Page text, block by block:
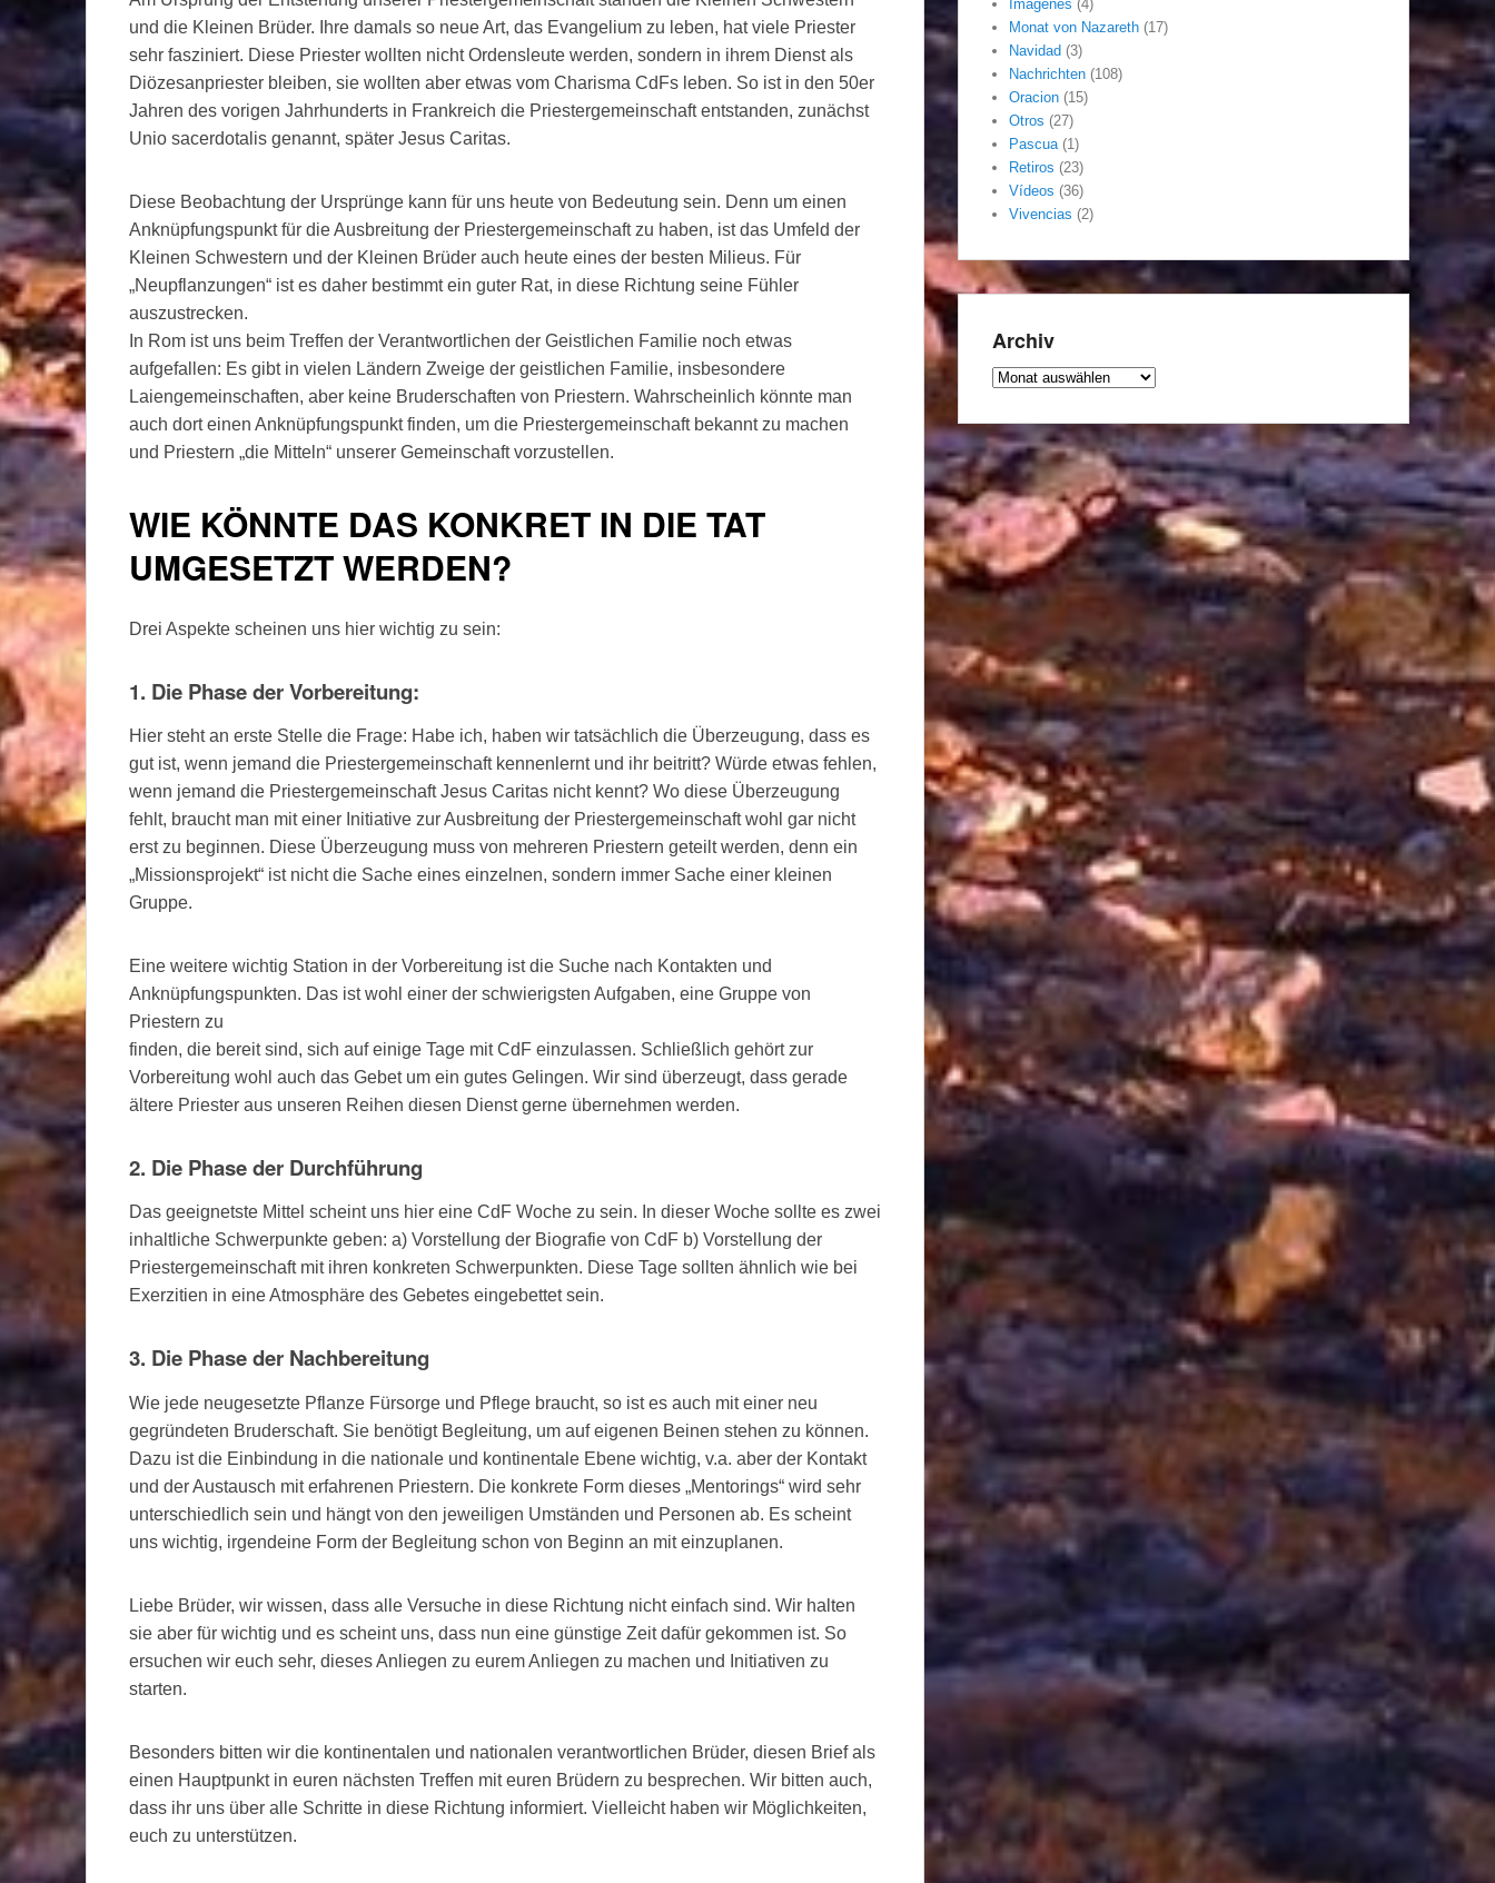
und die Kleinen Brüder. Ihre damals so neue Art, das Evangelium zu leben, hat viele Priester
sehr fasziniert. Diese Priester wollten nicht Ordensleute werden, sondern in ihrem Dienst als
Diözesanpriester bleiben, sie wollten aber etwas vom Charisma CdFs leben. So ist in den 50er
Jahren des vorigen Jahrhunderts in Frankreich die Priestergemeinschaft entstanden, zunächst
Unio sacerdotalis genannt, später Jesus Caritas.
Diese Beobachtung der Ursprünge kann für uns heute von Bedeutung sein. Denn um einen
Anknüpfungspunkt für die Ausbreitung der Priestergemeinschaft zu haben, ist das Umfeld der
Kleinen Schwestern und der Kleinen Brüder auch heute eines der besten Milieus. Für
„Neupflanzungen“ ist es daher bestimmt ein guter Rat, in diese Richtung seine Fühler
auszustrecken.
In Rom ist uns beim Treffen der Verantwortlichen der Geistlichen Familie noch etwas
aufgefallen: Es gibt in vielen Ländern Zweige der geistlichen Familie, insbesondere
Laiengemeinschaften, aber keine Bruderschaften von Priestern. Wahrscheinlich könnte man
auch dort einen Anknüpfungspunkt finden, um die Priestergemeinschaft bekannt zu machen
und Priestern „die Mitteln“ unserer Gemeinschaft vorzustellen.
WIE KÖNNTE DAS KONKRET IN DIE TAT
UMGESETZT WERDEN?
Drei Aspekte scheinen uns hier wichtig zu sein:
1. Die Phase der Vorbereitung:
Hier steht an erste Stelle die Frage: Habe ich, haben wir tatsächlich die Überzeugung, dass es
gut ist, wenn jemand die Priestergemeinschaft kennenlernt und ihr beitritt? Würde etwas fehlen,
wenn jemand die Priestergemeinschaft Jesus Caritas nicht kennt? Wo diese Überzeugung
fehlt, braucht man mit einer Initiative zur Ausbreitung der Priestergemeinschaft wohl gar nicht
erst zu beginnen. Diese Überzeugung muss von mehreren Priestern geteilt werden, denn ein
„Missionsprojekt“ ist nicht die Sache eines einzelnen, sondern immer Sache einer kleinen
Gruppe.
Eine weitere wichtig Station in der Vorbereitung ist die Suche nach Kontakten und
Anknüpfungspunkten. Das ist wohl einer der schwierigsten Aufgaben, eine Gruppe von
Priestern zu
finden, die bereit sind, sich auf einige Tage mit CdF einzulassen. Schließlich gehört zur
Vorbereitung wohl auch das Gebet um ein gutes Gelingen. Wir sind überzeugt, dass gerade
ältere Priester aus unseren Reihen diesen Dienst gerne übernehmen werden.
2. Die Phase der Durchführung
Das geeignetste Mittel scheint uns hier eine CdF Woche zu sein. In dieser Woche sollte es zwei
inhaltliche Schwerpunkte geben: a) Vorstellung der Biografie von CdF b) Vorstellung der
Priestergemeinschaft mit ihren konkreten Schwerpunkten. Diese Tage sollten ähnlich wie bei
Exerzitien in eine Atmosphäre des Gebetes eingebettet sein.
3. Die Phase der Nachbereitung
Wie jede neugesetzte Pflanze Fürsorge und Pflege braucht, so ist es auch mit einer neu
gegründeten Bruderschaft. Sie benötigt Begleitung, um auf eigenen Beinen stehen zu können.
Dazu ist die Einbindung in die nationale und kontinentale Ebene wichtig, v.a. aber der Kontakt
und der Austausch mit erfahrenen Priestern. Die konkrete Form dieses „Mentorings“ wird sehr
unterschiedlich sein und hängt von den jeweiligen Umständen und Personen ab. Es scheint
uns wichtig, irgendeine Form der Begleitung schon von Beginn an mit einzuplanen.
Liebe Brüder, wir wissen, dass alle Versuche in diese Richtung nicht einfach sind. Wir halten
sie aber für wichtig und es scheint uns, dass nun eine günstige Zeit dafür gekommen ist. So
ersuchen wir euch sehr, dieses Anliegen zu eurem Anliegen zu machen und Initiativen zu
starten.
Besonders bitten wir die kontinentalen und nationalen verantwortlichen Brüder, diesen Brief als
einen Hauptpunkt in euren nächsten Treffen mit euren Brüdern zu besprechen. Wir bitten auch,
dass ihr uns über alle Schritte in diese Richtung informiert. Vielleicht haben wir Möglichkeiten,
euch zu unterstützen.
Imágenes (4)
Monat von Nazareth (17)
Navidad (3)
Nachrichten (108)
Oracion (15)
Otros (27)
Pascua(1)
Retiros (23)
Vídeos (36)
Vivencias (2)
Archiv
Archiv